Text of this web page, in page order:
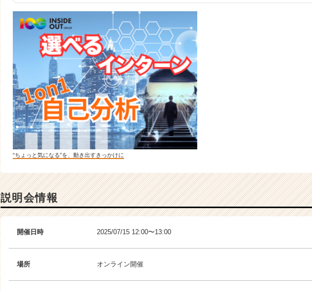
“ちょっと気になる”を、動き出すきっかけに
説明会情報
開催日時 2025/07/15 12:00〜13:00
場所 オンライン開催